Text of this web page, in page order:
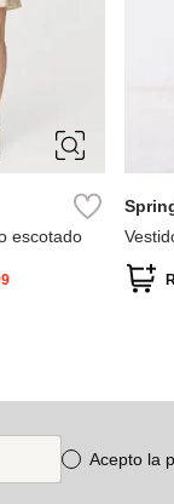
L
escotado
Acepto la